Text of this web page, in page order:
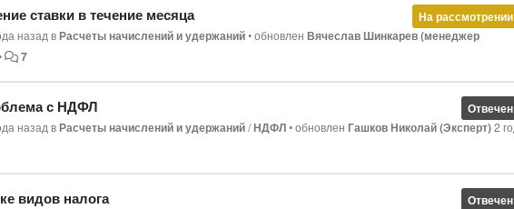
На рассмотрении
ставки в течение месяца
назадвРасчеты начислений и удержаний•обновленВячеслав Шинкарев (менеджер
7
Отвечен
с НДФЛ
назадвРасчеты начислений и удержаний/НДФЛ•обновленГашков Николай (Эксперт)2
Отвечен
видов налога